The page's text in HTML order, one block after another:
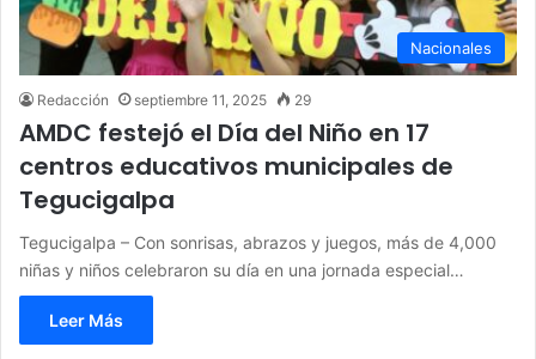
Nacionales
Redacción septiembre 11, 2025 29
AMDC festejó el Día del Niño en 17
centros educativos municipales de
Tegucigalpa
Tegucigalpa – Con sonrisas, abrazos y juegos, más de 4,000
niñas y niños celebraron su día en una jornada especial…
Leer Más